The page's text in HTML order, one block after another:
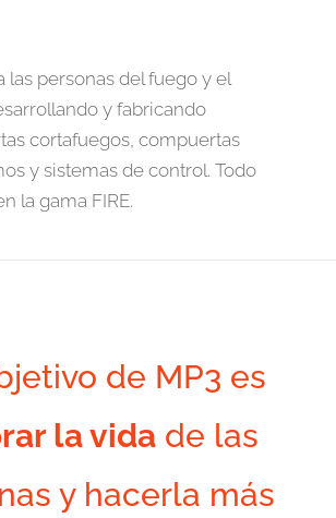
las personas del fuego y el
y fabricando
cortafuegos, compuertas
y sistemas de control. Todo
la gama FIRE.
de MP3 es
la vida de las
y hacerla más